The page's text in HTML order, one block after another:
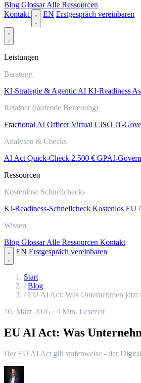
Blog Glossar Alle Ressourcen
Kontakt
EN Erstgespräch vereinbaren
Leistungen
Beratung
KI-Strategie & Agentic AI KI-Readiness
Retainer (laufende Betreuung)
Fractional AI Officer Virtual CISO IT-
Analysen & Checks
AI Act Quick-Check 2.500 € GPAI-
Ressourcen
Kostenlose Schnellchecks
KI-Readiness-Schnellcheck Kostenlos EU
Wissen
Blog Glossar Alle Ressourcen Kontakt
EN Erstgespräch vereinbaren
Start
/ Blog
/ EU AI Act: Was Unternehmen jetzt
10. März 2026 · 4 Min. Lesezeit
EU AI Act: Was
Der EU AI Act gilt stufenweise - der